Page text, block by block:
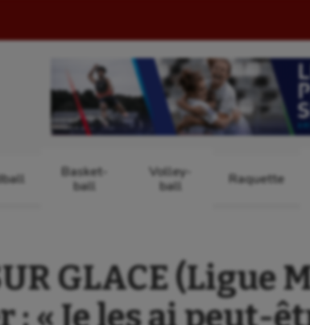
Basket-
ball
Volley-
ball
Raquette
GLACE (Ligue